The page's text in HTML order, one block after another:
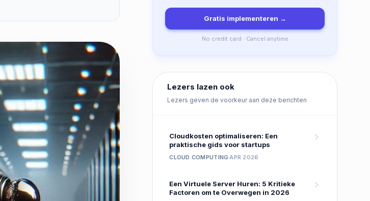
Gratis implementeren →
No credit card · Cancel anytime
Lezers lazen ook
Lezers geven de voorkeur aan deze berichten
Cloudkosten optimaliseren: Een
praktische gids voor startups
CLOUD COMPUTINGAPR 2026
Een Virtuele Server Huren: 5 Kritieke
Factoren om te Overwegen in 2026